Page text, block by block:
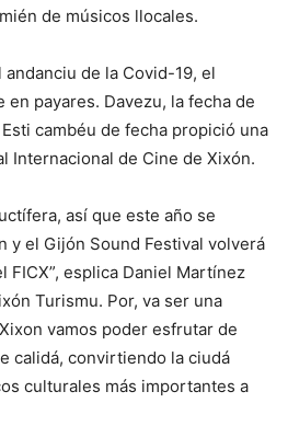
de músicos llocales.
andanciu de la Covid-19, el
payares. Davezu, la fecha de
cambéu de fecha propició una
Internacional de Cine de Xixón.
así que este año se
y el Gijón Sound Festival volverá
FICX”, esplica Daniel Martínez
Turismu. Por, va ser una
vamos poder esfrutar de
calidá, convirtiendo la ciudá
culturales más importantes a